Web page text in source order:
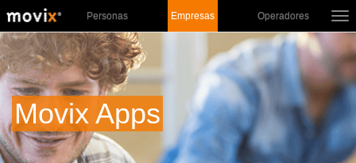
Personas Empresas Operadores
Movix Apps